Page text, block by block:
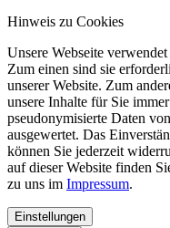
Hinweis zu Cookies
Unsere Webseite
Zum einen sind sie
unserer Website. Zum
unsere Inhalte für Sie
pseudonymisierte Daten
ausgewertet. Das
können Sie jederzeit
auf dieser Website finden
zu uns im Impressum.
Einstellungen